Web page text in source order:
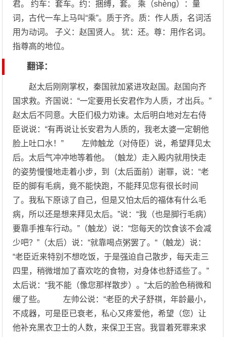
君。 约车：套车。约：捆缚，套。 乘（shèng）：量
词，古代一车上马叫“乘”。质于齐。质：作人质，名词活
用为动词。 子义：赵国贤人。 犹：还。尊：用作名词。
指尊高的地位。
翻译：
赵太后刚刚掌权，秦国就加紧进攻赵国。赵国向齐
国求救。齐国说：“一定要用长安君作为人质，才出兵。”
赵太后不同意。大臣们极力劝谏。太后明白地对左右侍
臣说说：“有再说让长安君为人质的，我老太婆一定朝他
脸上吐口水！” 左帅触龙（对侍臣）说，希望拜见太
后。太后气冲冲地等着他。（触龙）走入殿内就用快走
的姿势慢慢地走着小步，到（太后面前）谢罪，说：“老
臣的脚有毛病，竟不能快跑，不能拜见您有很长时间
了。我私下原谅了自己，但是又怕太后的福体有什么毛
病，所以还是想来拜见太后。”说：“我（也是脚行毛病）
要靠手推车行动。”（触龙）说：“您每天的饮食该不会减
少吧？”（太后）说：“就靠喝点粥罢了。“（触龙）说：
“老臣近来特别不想吃饭，于是强迫自己散步，每天走三
四里，稍微增加了喜欢吃的食物，对身体也舒适些了。”
太后说：“我不能（像您那样散步）。“太后的脸色稍微和
缓了些。 左帅公说：“老臣的犬子舒祺，年龄最小，
不成器，可是臣已衰老，私心又疼爱他，希望（您）让
他补充黑衣卫士的人数，来保卫王宫。我冒着死罪来求